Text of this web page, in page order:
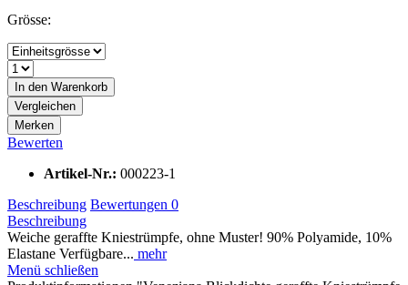
Grösse:
In den Warenkorb
Vergleichen
Merken
Bewerten
Artikel-Nr.: 000223-1
Beschreibung Bewertungen 0
Beschreibung
Weiche geraffte Kniestrümpfe, ohne Muster! 90% Polyamide, 10%
Elastane Verfügbare... mehr
Menü schließen